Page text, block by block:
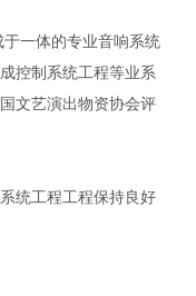
一体的专业音响系统
控制系统工程等业系
文艺演出物资协会评
统工程工程保持良好